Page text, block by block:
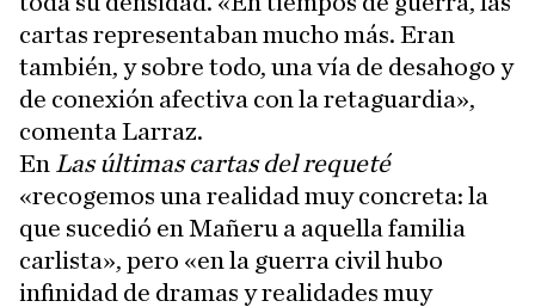
cartas representaban mucho más. Eran
también, y sobre todo, una vía de desahogo y
de conexión afectiva con la retaguardia»,
comenta Larraz.
En Las últimas cartas del requeté
«recogemos una realidad muy concreta: la
que sucedió en Mañeru a aquella familia
carlista», pero «en la guerra civil hubo
infinidad de dramas y realidades muy